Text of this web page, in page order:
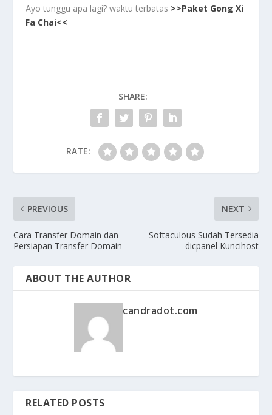
Ayo tunggu apa lagi? waktu terbatas >>Paket Gong Xi
Fa Chai<<
SHARE:
RATE:
PREVIOUS
Cara Transfer Domain dan
Persiapan Transfer Domain
NEXT
Softaculous Sudah Tersedia
dicpanel Kuncihost
ABOUT THE AUTHOR
candradot.com
RELATED POSTS